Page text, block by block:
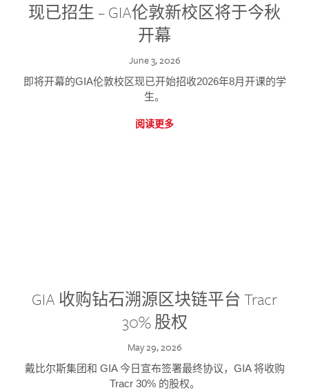
现已招生 – GIA伦敦新校区将于今秋
开幕
June 3, 2026
即将开幕的GIA伦敦校区现已开始招收2026年8月开课的学
生。
阅读更多
GIA 收购钻石溯源区块链平台 Tracr
30% 股权
May 29, 2026
戴比尔斯集团和 GIA 今日宣布签署最终协议，GIA 将收购
Tracr 30% 的股权。